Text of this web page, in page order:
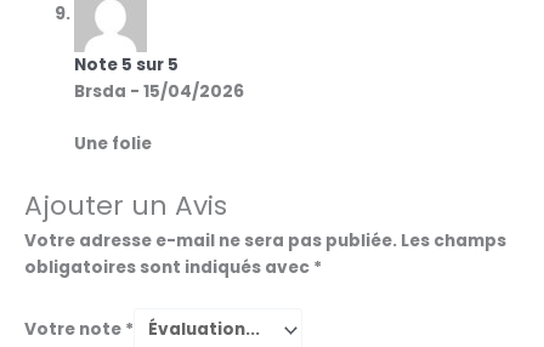
Note 5 sur 5
Brsda - 15/04/2026
Une folie
Ajouter un Avis
Votre adresse e-mail ne sera pas publiée. Les champs
obligatoires sont indiqués avec *
Votre note *